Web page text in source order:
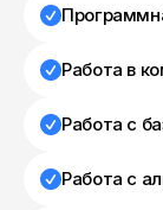
Работа в
Работа с
Работа с